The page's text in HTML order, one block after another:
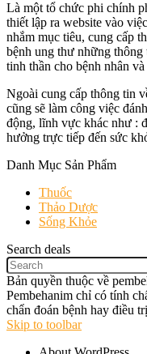
Là một tổ chức phi chính
thiết lập ra website vào
nhắm mục tiêu, cung cấp
bệnh ung thư những
tinh thần cho bệnh nhân
Ngoài cung cấp thông tin
cũng sẽ làm công việc
động, lĩnh vực khác như :
hưởng trực tiếp đến sức
Danh Mục Sản Phẩm
Thuốc
Thảo Dược
Sống Khỏe
Search deals
Bản quyền thuộc về
Pembehanim chỉ có tính
chẩn đoán bệnh hay điều
Skip to toolbar